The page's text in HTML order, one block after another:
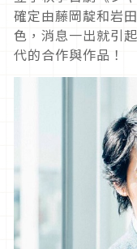
確定由藤岡靛和岩
色，消息一出就引
代的合作與作品！